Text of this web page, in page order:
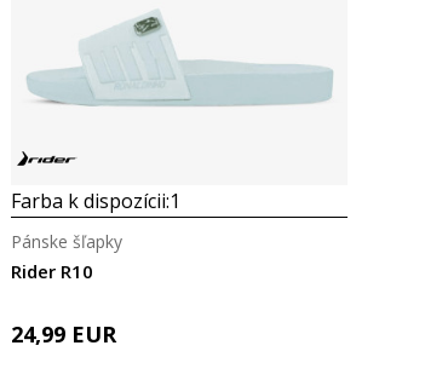
Porovnaj
Farba k dispozícii:1
Rider R10
Pánske šľapky
24,99 EUR